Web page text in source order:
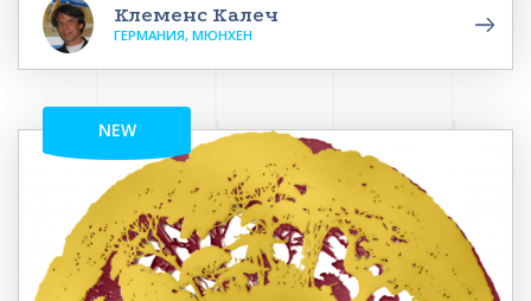
Клеменс Калеч
ГЕРМАНИЯ, МЮНХЕН
NEW